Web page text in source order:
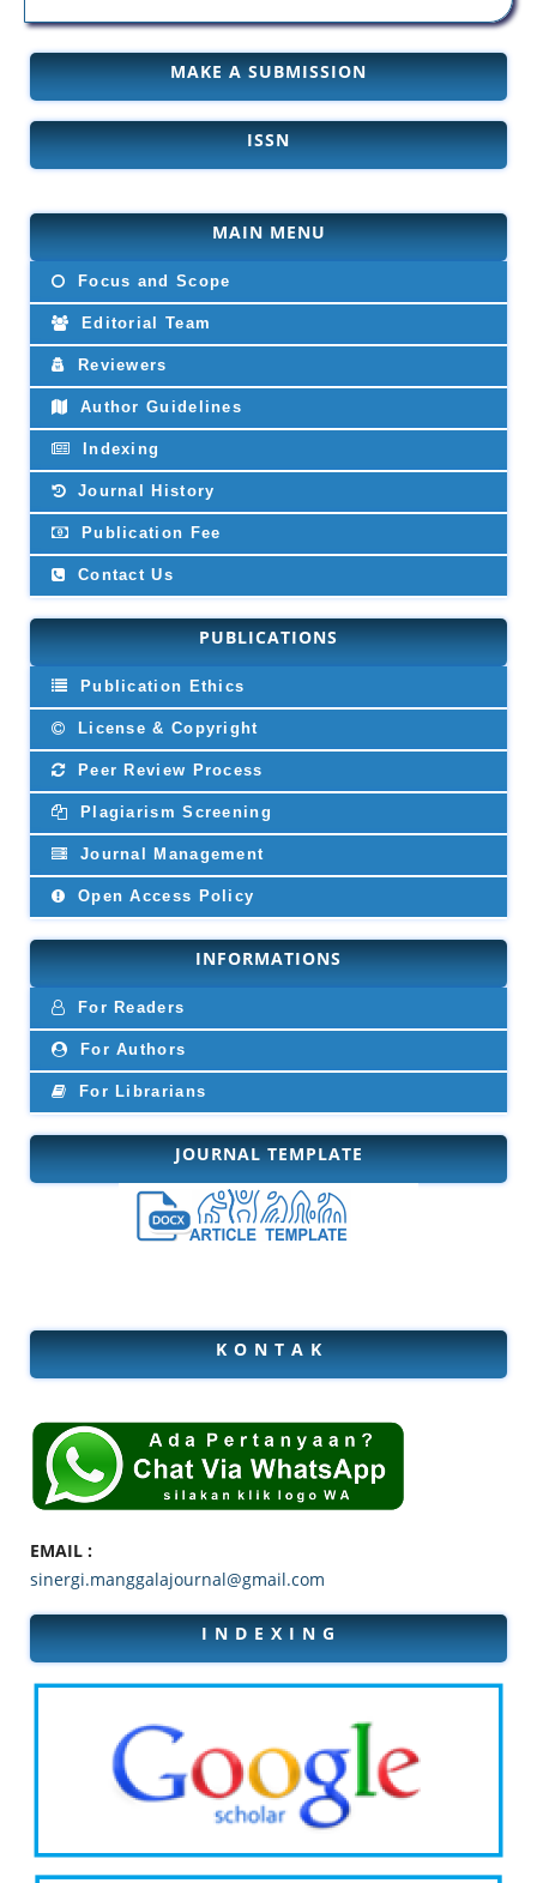
MAKE A SUBMISSION
ISSN
MAIN MENU
Focus and Scope
Editorial Team
Reviewers
Author Guidelines
Indexing
Journal History
Publication Fee
Contact Us
PUBLICATIONS
Publication Ethics
License & Copyright
Peer Review Process
Plagiarism Screening
Journal Management
Open Access Policy
INFORMATIONS
For Readers
For Authors
For Librarians
JOURNAL TEMPLATE
K O N T A K
EMAIL :
sinergi.manggalajournal@gmail.com
I N D E X I N G